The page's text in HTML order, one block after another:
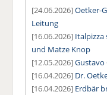
[24.06.2026]Oetker-
Leitung
[16.06.2026] Italpizza
und Matze Knop
[12.05.2026]Gustavo
[16.04.2026] Dr.
[16.04.2026] Erdbär